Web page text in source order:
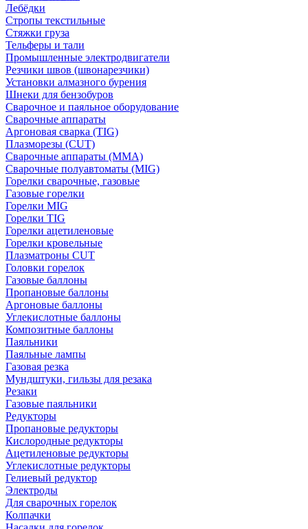
Лебёдки
Стропы текстильные
Стяжки груза
Тельферы и тали
Промышленные электродвигатели
Резчики швов (швонарезчики)
Установки алмазного бурения
Шнеки для бензобуров
Сварочное и паяльное оборудование
Сварочные аппараты
Аргоновая сварка (TIG)
Плазморезы (CUT)
Сварочные аппараты (MMA)
Сварочные полуавтоматы (MIG)
Горелки сварочные, газовые
Газовые горелки
Горелки MIG
Горелки TIG
Горелки ацетиленовые
Горелки кровельные
Плазматроны CUT
Головки горелок
Газовые баллоны
Пропановые баллоны
Аргоновые баллоны
Углекислотные баллоны
Композитные баллоны
Паяльники
Паяльные лампы
Газовая резка
Мундштуки, гильзы для резака
Резаки
Газовые паяльники
Редукторы
Пропановые редукторы
Кислородные редукторы
Ацетиленовые редукторы
Углекислотные редукторы
Гелиевый редуктор
Электроды
Для сварочных горелок
Колпачки